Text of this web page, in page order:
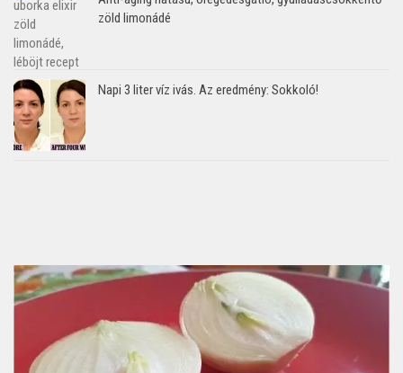
zöld limonádé
Napi 3 liter víz ivás. Az eredmény: Sokkoló!